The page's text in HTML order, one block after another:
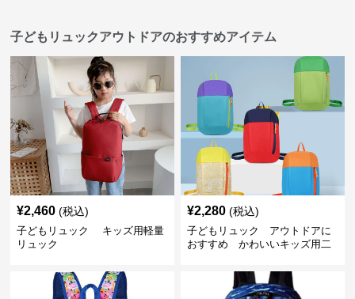
子どもリュックアウトドアのおすすめアイテム
¥2,460 (税込)
子どもリュック キッズ用軽量
リュック
¥2,280 (税込)
子どもリュック アウトドアに
おすすめ かわいいキッズ用二